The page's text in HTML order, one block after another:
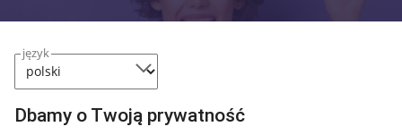
język
Dbamy o Twoją prywatność